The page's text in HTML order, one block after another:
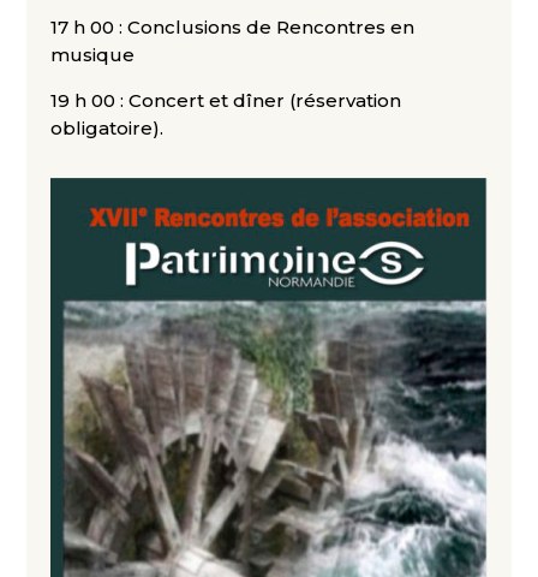
17 h 00 : Conclusions de Rencontres en
musique
19 h 00 : Concert et dîner (réservation
obligatoire).